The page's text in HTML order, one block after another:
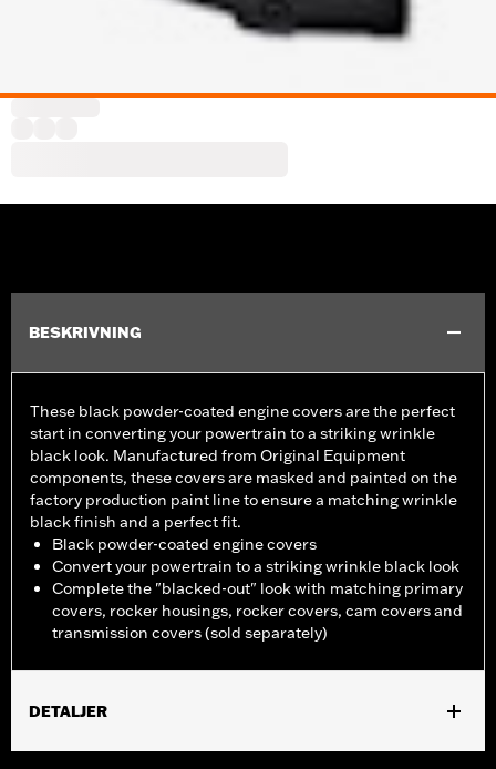
BESKRIVNING
These black powder-coated engine covers are the perfect
start in converting your powertrain to a striking wrinkle
black look. Manufactured from Original Equipment
components, these covers are masked and painted on the
factory production paint line to ensure a matching wrinkle
black finish and a perfect fit.
Black powder-coated engine covers
Convert your powertrain to a striking wrinkle black look
Complete the "blacked-out" look with matching primary
covers, rocker housings, rocker covers, cam covers and
transmission covers (sold separately)
DETALJER